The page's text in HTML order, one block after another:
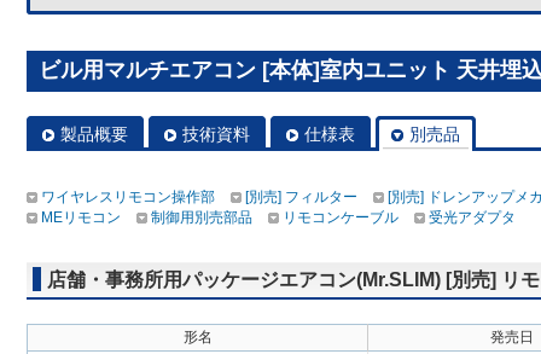
ビル用マルチエアコン [本体]室内ユニット 天井埋
製品概要 技術資料 仕様表 別売品
ワイヤレスリモコン操作部 [別売] フィルター
[別売] ドレンアップメ
MEリモコン
制御用別売部品 リモコンケーブル 受光アダプタ
店舗・事務所用パッケージエアコン(Mr.SLIM) [別売] リ
形名
発売日